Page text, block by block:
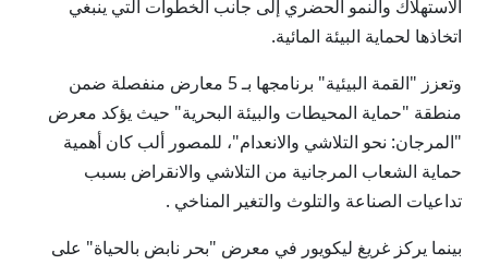
الاستهلاك والنمو الحضري إلى جانب الخطوات التي ينبغي
اتخاذها لحماية البيئة المائية.
وتعزز "القمة البيئية" برنامجها بـ 5 معارض منفصلة ضمن
منطقة "حماية المحيطات والبيئة البحرية" حيث يؤكد معرض
"المرجان: نحو التلاشي والانعدام"، للمصور ألب كان أهمية
حماية الشعاب المرجانية من التلاشي والانقراض بسبب
تداعيات الصناعة والتلوث والتغير المناخي .
بينما يركز غريغ ليكويور في معرض "بحر نابض بالحياة" على